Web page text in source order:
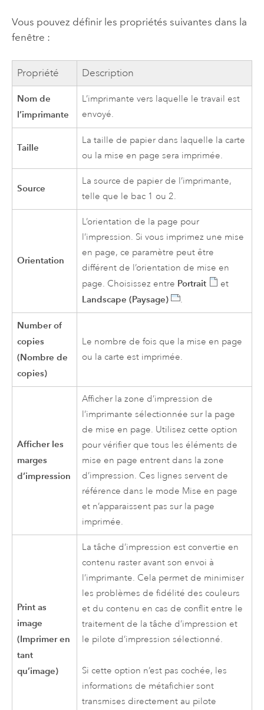
Vous pouvez définir les propriétés suivantes dans la
fenêtre :
Propriété Description
Nom de
l’imprimante
L’imprimante vers laquelle le travail est
envoyé.
Taille
La taille de papier dans laquelle la carte
ou la mise en page sera imprimée.
Source
La source de papier de l’imprimante,
telle que le bac 1 ou 2.
Orientation
L’orientation de la page pour
l’impression. Si vous imprimez une mise
en page, ce paramètre peut être
différent de l’orientation de mise en
page. Choisissez entre Portrait
et
Landscape (Paysage)
.
Number of
copies
(Nombre de
copies)
Le nombre de fois que la mise en page
ou la carte est imprimée.
Afficher les
marges
d’impression
Afficher la zone d’impression de
l’imprimante sélectionnée sur la page
de mise en page. Utilisez cette option
pour vérifier que tous les éléments de
mise en page entrent dans la zone
d’impression. Ces lignes servent de
référence dans le mode Mise en page
et n’apparaissent pas sur la page
imprimée.
Print as
image
(Imprimer en
tant
qu’image)
La tâche d’impression est convertie en
contenu raster avant son envoi à
l’imprimante. Cela permet de minimiser
les problèmes de fidélité des couleurs
et du contenu en cas de conflit entre le
traitement de la tâche d’impression et
le pilote d’impression sélectionné.
Si cette option n’est pas cochée, les
informations de métafichier sont
transmises directement au pilote